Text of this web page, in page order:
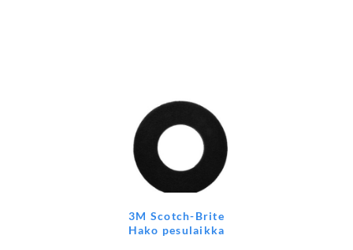
3M Scotch-Brite
Hako pesulaikka